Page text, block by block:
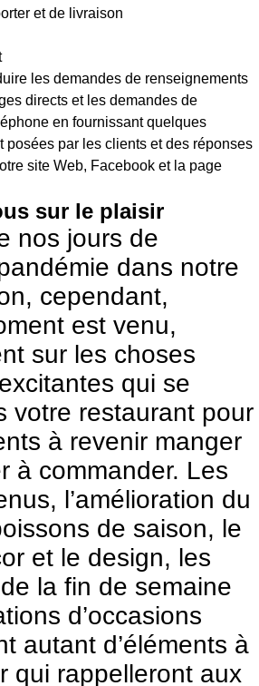
et de livraison
les demandes de renseignements
directs et les demandes de
en fournissant quelques
posées par les clients et des réponses
site Web, Facebook et la page
sur le plaisir
nos jours de
dans notre
cependant,
est venu,
sur les choses
qui se
votre restaurant pour
à revenir manger
à commander. Les
l’amélioration du
de saison, le
et le design, les
la fin de semaine
d’occasions
autant d’éléments à
qui rappelleront aux